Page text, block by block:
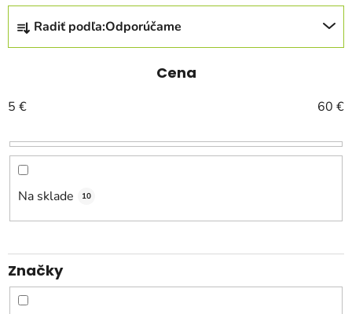
R
a
d
n
i
e
p
o
d
k
t
o
Radiť podľa:Odporúčame
Cena
5 € 60 €
Na sklade 10
Značky